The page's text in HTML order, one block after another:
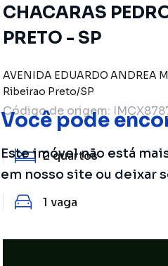
Você pode
Este imóvel não está
em nosso site ou deixar
CHACARAS
PRETO - SP
AVENIDA EDUARDO ANDREA
Ribeirao Preto/SP
Código de origem:
2 quartos
1 vaga